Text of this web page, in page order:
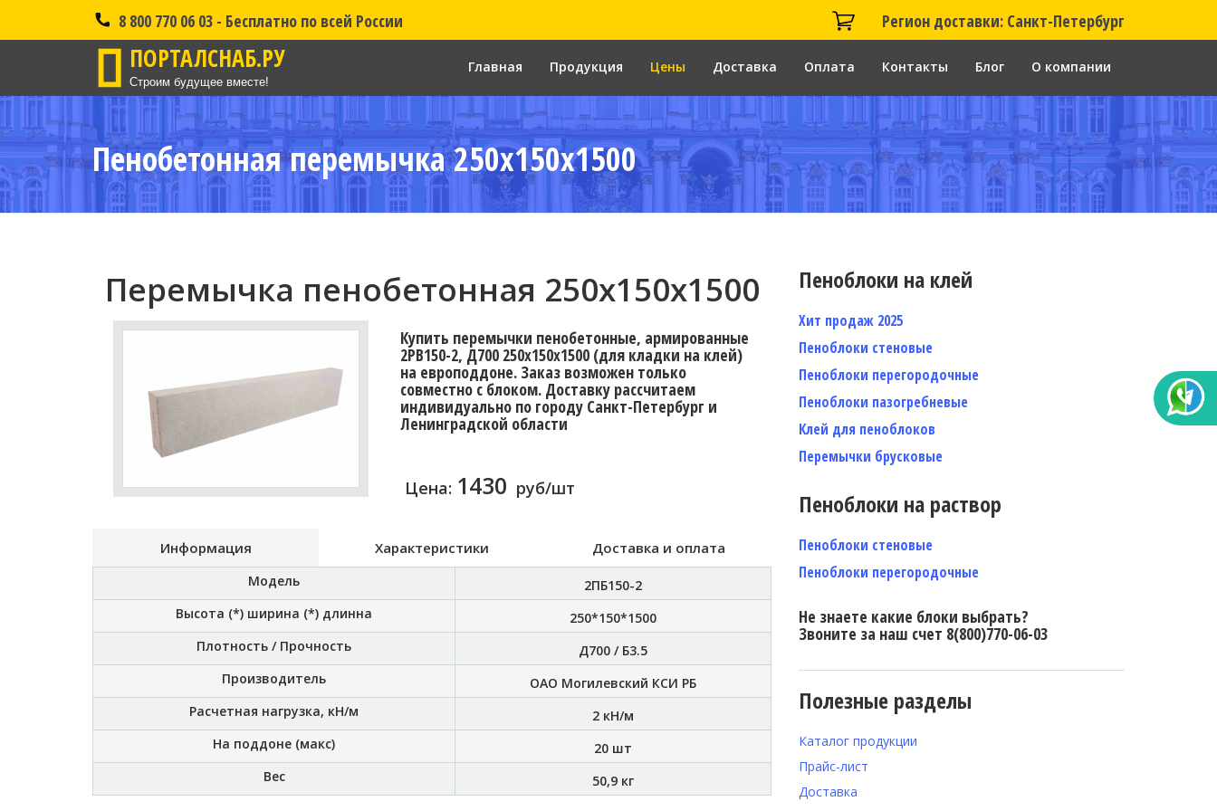
8 800 770 06 03 - Бесплатно по всей России Регион доставки: Санкт-Петербург
ПОРТАЛСНАБ.РУ
Строим будущее вместе!
Главная Продукция Цены Доставка Оплата Контакты Блог О компании
Пенобетонная перемычка 250x150x1500
Перемычка пенобетонная 250х150х1500
Купить перемычки пенобетонные, армированные
2PB150-2, Д700 250х150х1500 (для кладки на клей)
на европоддоне. Заказ возможен только
совместно с блоком. Доставку рассчитаем
индивидуально по городу Санкт-Петербург и
Ленинградской области
Цена: 1430 руб/шт
Информация Характеристики Доставка и оплата
Модель
2ПБ150-2
Высота (*) ширина (*) длинна
250*150*1500
Плотность / Прочность
Д700 / Б3.5
Производитель
ОАО Могилевский КСИ РБ
Расчетная нагрузка, кН/м
2 кН/м
На поддоне (макс)
20 шт
Вес
50,9 кг
Пеноблоки на клей
Хит продаж 2025
Пеноблоки стеновые
Пеноблоки перегородочные
Пеноблоки пазогребневые
Клей для пеноблоков
Перемычки брусковые
Пеноблоки на раствор
Пеноблоки стеновые
Пеноблоки перегородочные
Не знаете какие блоки выбрать?
Звоните за наш счет 8(800)770-06-03
Полезные разделы
Каталог продукции
Прайс-лист
Доставка